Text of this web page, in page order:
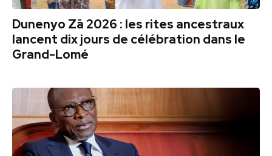
Dunenyo Zā 2026 : les rites ancestraux
lancent dix jours de célébration dans le
Grand-Lomé